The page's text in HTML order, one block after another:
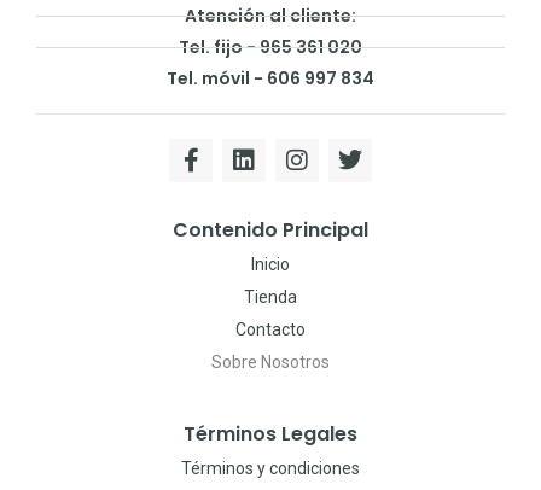
Atención al cliente:
Tel. fijo - 965 361 020
Tel. móvil - 606 997 834
Contenido Principal
Inicio
Tienda
Contacto
Sobre Nosotros
Términos Legales
Términos y condiciones